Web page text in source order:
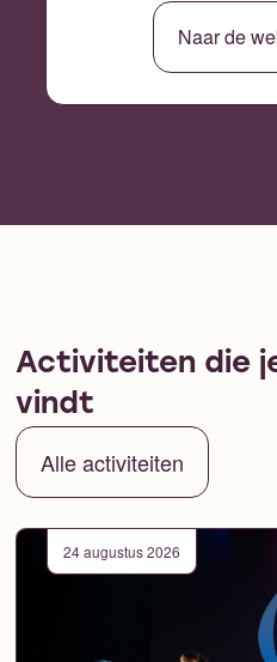
Naar de
Activiteiten die
vindt
Alle activiteiten
24 augustus 2026